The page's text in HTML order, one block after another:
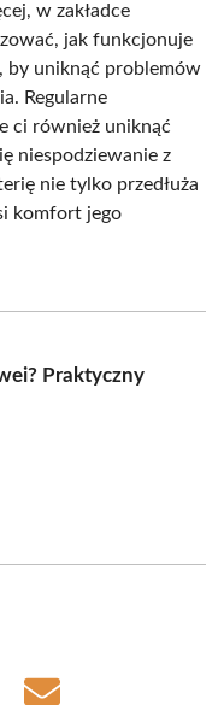
w zakładce
jak funkcjonuje
by uniknąć problemów
Regularne
ci również uniknąć
niespodziewanie z
nie tylko przedłuża
komfort jego
Praktyczny
Share